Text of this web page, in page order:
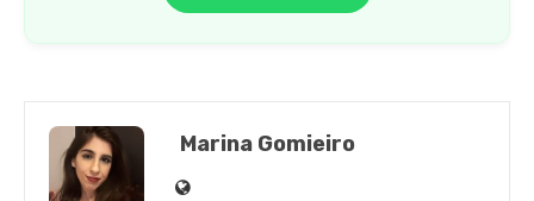
Marina Gomieiro
Site